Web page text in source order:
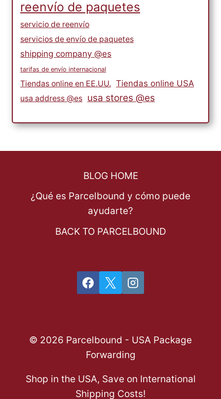
reenvío de paquetes
servicio de reenvío
servicios de envío de paquetes
shipping company @es
tarifas de envío internacional
Tiendas online en EE.UU. Tiendas online USA
usa address @es usa stores @es
BLOG HOME
¿Qué es Parcelbound y cómo puede
ayudarte?
BACK TO PARCELBOUND
© 2026 Parcelbound - USA Package
Forwarding
Shop in the USA, Save on International
Shipping Costs!